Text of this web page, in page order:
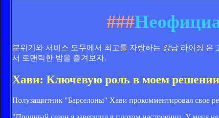
###
분위기와 서비스 모두에서 최고를 자랑하는 강남 라이징 은
서 로맨틱한 밤을 즐겨보자.
Хави: Ключевую роль в моем решении
Полузащитник "Барселоны" Хави прокомментировал свое